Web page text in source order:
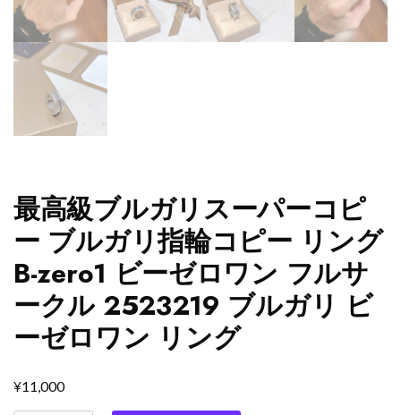
最高級ブルガリスーパーコピ
ー ブルガリ指輪コピー リング
B-zero1 ビーゼロワン フルサ
ークル 2523219 ブルガリ ビ
ーゼロワン リング
¥11,000